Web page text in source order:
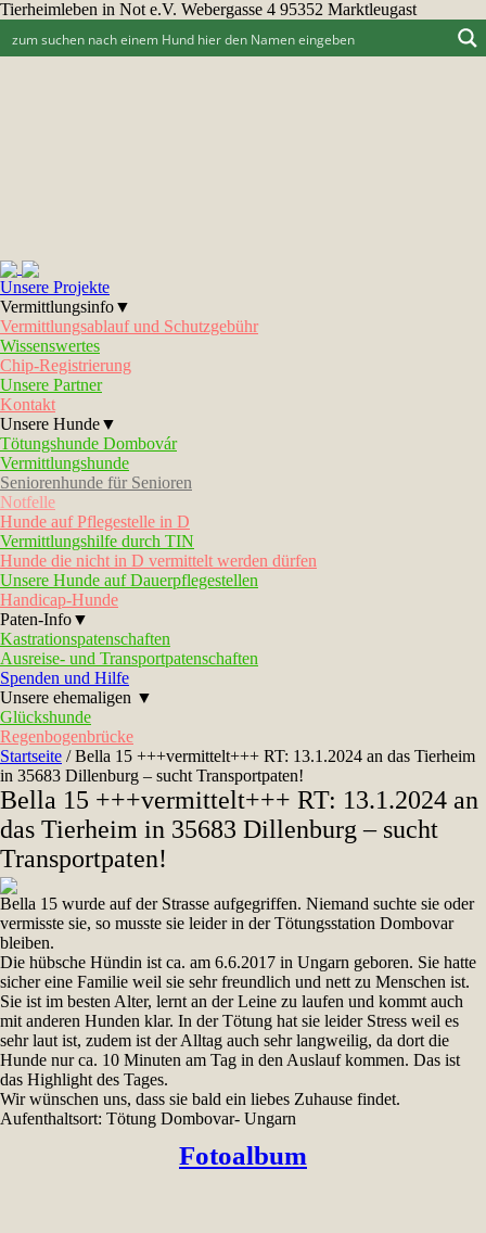
Tierheimleben in Not e.V. Webergasse 4 95352 Marktleugast
Unsere Projekte
Vermittlungsinfo▼
Vermittlungsablauf und Schutzgebühr
Wissenswertes
Chip-Registrierung
Unsere Partner
Kontakt
Unsere Hunde▼
Tötungshunde Dombovár
Vermittlungshunde
Seniorenhunde für Senioren
Notfelle
Hunde auf Pflegestelle in D
Vermittlungshilfe durch TIN
Hunde die nicht in D vermittelt werden dürfen
Unsere Hunde auf Dauerpflegestellen
Handicap-Hunde
Paten-Info▼
Kastrationspatenschaften
Ausreise- und Transportpatenschaften
Spenden und Hilfe
Unsere ehemaligen ▼
Glückshunde
Regenbogenbrücke
Startseite /Bella 15 +++vermittelt+++ RT: 13.1.2024 an das Tierheim
in 35683 Dillenburg – sucht Transportpaten!
Bella 15 +++vermittelt+++ RT: 13.1.2024 an
das Tierheim in 35683 Dillenburg – sucht
Transportpaten!
Bella 15 wurde auf der Strasse aufgegriffen. Niemand suchte sie oder
vermisste sie, so musste sie leider in der Tötungsstation Dombovar
bleiben.
Die hübsche Hündin ist ca. am 6.6.2017 in Ungarn geboren. Sie hatte
sicher eine Familie weil sie sehr freundlich und nett zu Menschen ist.
Sie ist im besten Alter, lernt an der Leine zu laufen und kommt auch
mit anderen Hunden klar. In der Tötung hat sie leider Stress weil es
sehr laut ist, zudem ist der Alltag auch sehr langweilig, da dort die
Hunde nur ca. 10 Minuten am Tag in den Auslauf kommen. Das ist
das Highlight des Tages.
Wir wünschen uns, dass sie bald ein liebes Zuhause findet.
Aufenthaltsort: Tötung Dombovar- Ungarn
Fotoalbum